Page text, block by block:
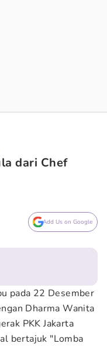
dari Chef
Add Us on Google
pada 22 Desember
Dharma Wanita
PKK Jakarta
bertajuk "Lomba